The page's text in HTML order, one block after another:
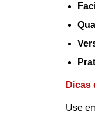
Dicas
Use